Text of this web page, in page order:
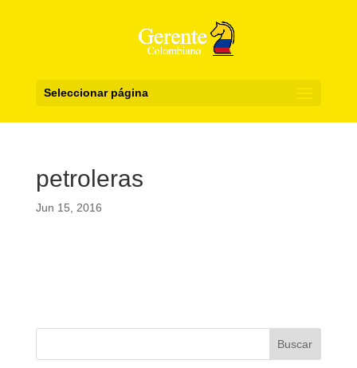
Seleccionar página
petroleras
Jun 15, 2016